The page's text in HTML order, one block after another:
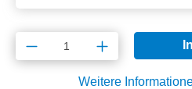
Produkt Anzahl: Gib
Weitere